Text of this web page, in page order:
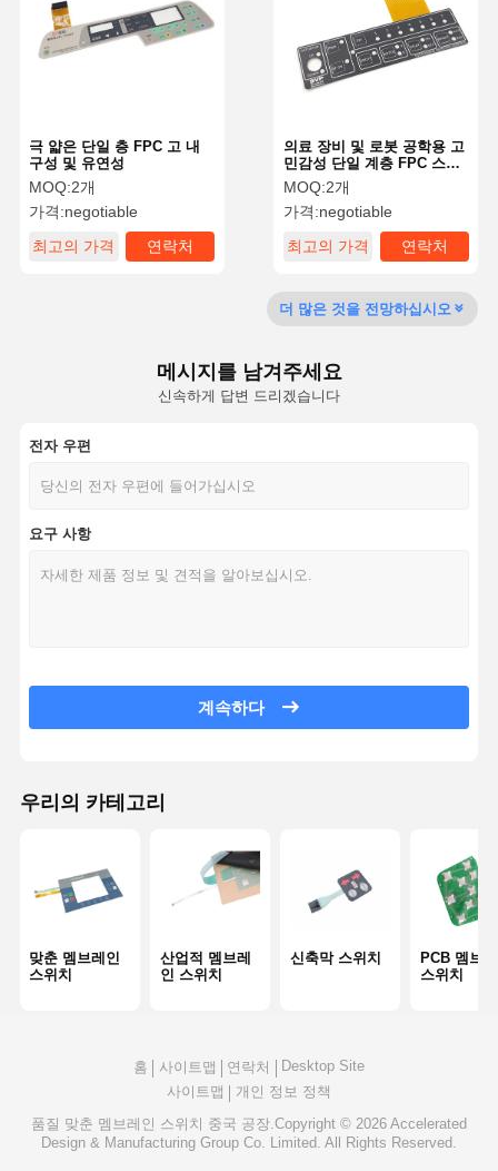
공장 투어 품질 관리 뉴스
맞춘 멤브레인 스위치
산업적 멤브레인 스위치
신축막 스위치
백라이트 멤브레인 스위치
얇은막 패널 스위치
PET 회로
의료 장비 및 로봇 공학용 고
민감성 단일 계층 FPC 스위
치
MOQ:2개
가격:negotiable
최고의 가격
연락처
극 얇은 단일 층 FPC 고 내
구성 및 유연성
MOQ:2개
가격:negotiable
최고의 가격
연락처
더 많은 것을 전망하십시오
메시지를 남겨주세요
신속하게 답변 드리겠습니다
전자 우편
요구 사항
계속하다
우리의 카테고리
맞춘 멤브레인
스위치
산업적 멤브레
인 스위치
신축막 스위치
PCB 멤브
스위치
홈 사이트맵 연락처
Desktop Site
사이트맵
개인 정보 정책
품질 맞춘 멤브레인 스위치
중국 공장.Copyright © 2026 Accelerated
Design & Manufacturing Group Co. Limited. All Rights Reserved.